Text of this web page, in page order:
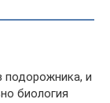
подорожника, и
биология